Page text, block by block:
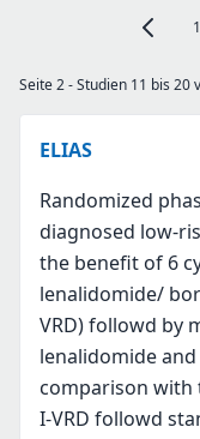
Zur 1
Seite 2 - Studien 11 bis 20
ELIAS
Randomized
diagnosed low-
the benefit of 6
lenalidomide/
VRD) followd by
lenalidomide
comparison with
I-VRD followd